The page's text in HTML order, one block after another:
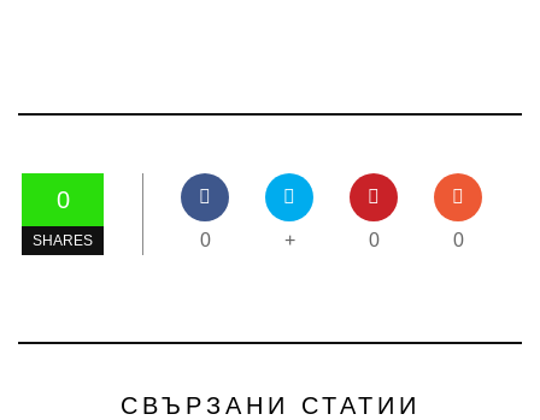
0
SHARES 0 + 0 0
СВЪРЗАНИ СТАТИИ